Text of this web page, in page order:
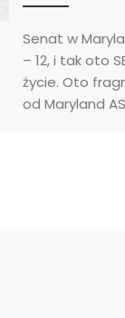
Senat w
– 12, i tak oto
życie. Oto
od Maryland